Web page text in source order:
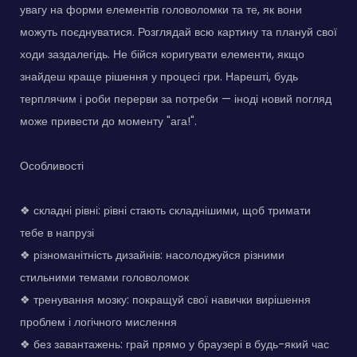
увагу на форми елементів головоломки та те, як вони
можуть поєднуватися. Розглядай всю картину та плануй свої
ходи заздалегідь. Не бійся коригувати елементи, якщо
знайдеш краще рішення у процесі гри. Нарешті, будь
терплячим і роби перерви за потреби — іноді новий погляд
може привести до моменту "ага!".
Особливості
❖ складні рівні: рівні стають складнішими, щоб тримати
тебе в напрузі
❖ різноманітність дизайнів: насолоджуйся різними
стильними темами головоломок
❖ тренування мозку: покращуй свої навички вирішення
проблем і логічного мислення
❖ без завантажень: грай прямо у браузері в будь-який час